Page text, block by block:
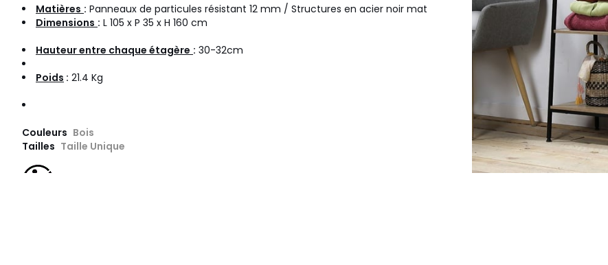
Matières : Panneaux de particules résistant 12 mm / Structures en acier noir mat
Dimensions : L 105 x P 35 x H 160 cm
Hauteur entre chaque étagère : 30-32cm
Poids : 21.4 Kg
Couleurs Bois
Tailles Taille Unique